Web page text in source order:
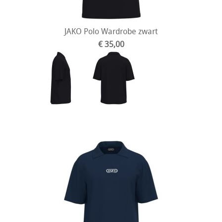
JAKO Polo Wardrobe zwart
€ 35,00